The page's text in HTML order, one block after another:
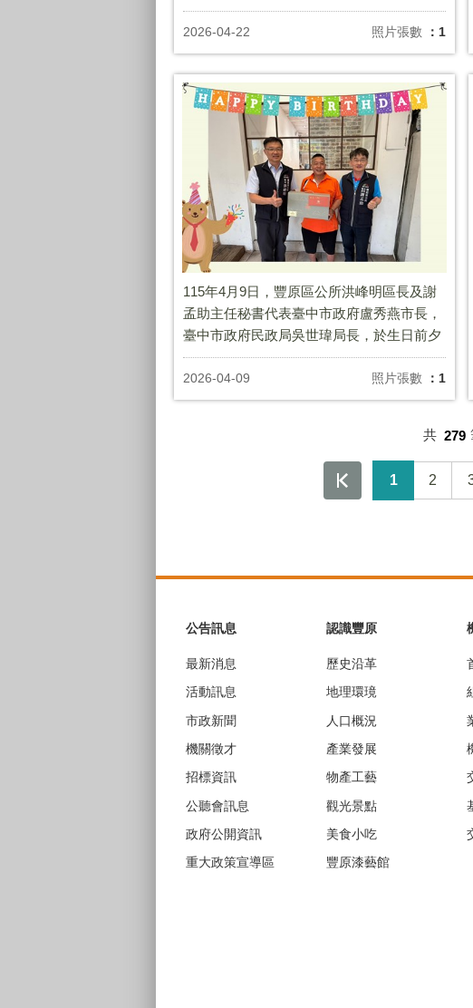
2026-04-22 照片張數 ：1
115年4月9日，豐原區公所洪峰明區長及謝
孟助主任秘書代表臺中市政府盧秀燕市長，
臺中市政府民政局吳世瑋局長，於生日前夕
致贈中山里林榮一里長生日禮盒 ，祝福里
長，生日快樂，健康平安。
2026-04-09 照片張數 ：1
共 279
1 2
公告訊息
最新消息
活動訊息
市政新聞
機關徵才
招標資訊
公聽會訊息
政府公開資訊
重大政策宣導區
認識豐原
歷史沿革
地理環璄
人口概況
產業發展
物產工藝
觀光景點
美食小吃
豐原漆藝館